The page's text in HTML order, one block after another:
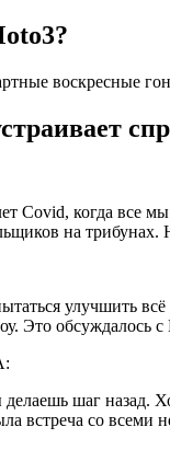
воскресные
Covid, когда все
на
улучшить всё
Это обсуждалось
шаг назад.
встреча со